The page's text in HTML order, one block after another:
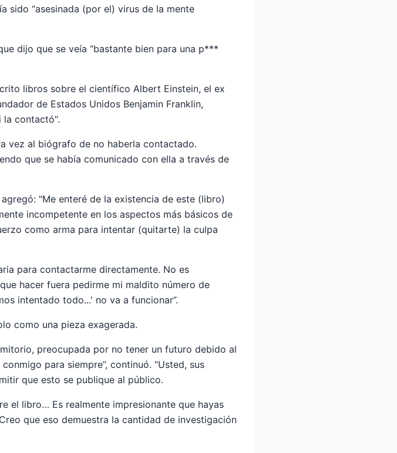
sido “asesinada (por el) virus de la mente
dijo que se veía “bastante bien para una p***
libros sobre el científico Albert Einstein, el ex
de Estados Unidos Benjamin Franklin,
la contactó".
vez al biógrafo de no haberla contactado.
que se había comunicado con ella a través de
"Me enteré de la existencia de este (libro)
incompetente en los aspectos más básicos de
como arma para intentar (quitarte) la culpa
para contactarme directamente. No es
hacer fuera pedirme mi maldito número de
intentado todo...' no va a funcionar”.
como una pieza exagerada.
preocupada por no tener un futuro debido al
para siempre”, continuó. “Usted, sus
que esto se publique al público.
el libro… Es realmente impresionante que hayas
que eso demuestra la cantidad de investigación